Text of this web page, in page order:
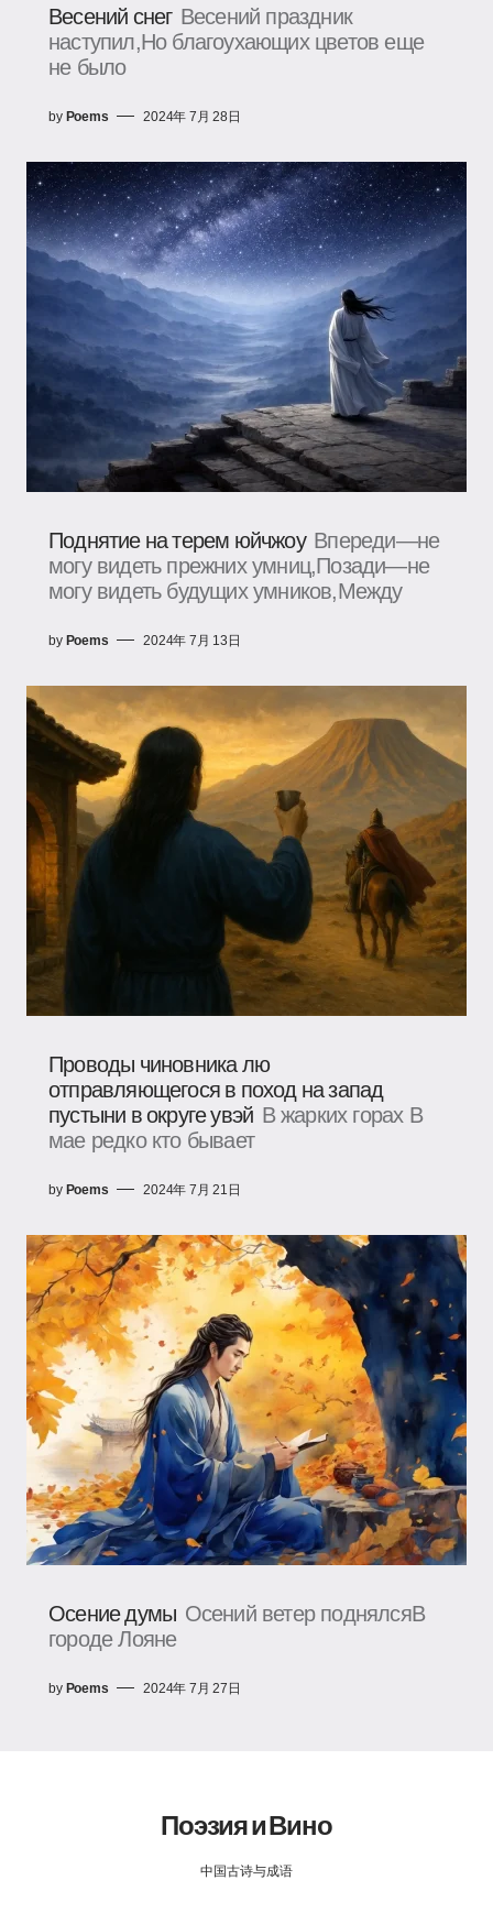
Весений снег Весений праздник
наступил,Но благоухающих цветов еще
не было
by Poems 2024年 7月 28日
Поднятие на терем юйчжоу Впереди—не
могу видеть прежних умниц,Позади—не
могу видеть будущих умников,Между
by Poems 2024年 7月 13日
Проводы чиновника лю
отправляющегося в поход на запад
пустыни в округе увэй В жарких горах В
мае редко кто бывает
by Poems 2024年 7月 21日
Осение думы Осений ветер поднялсяВ
городе Лояне
by Poems 2024年 7月 27日
Поэзия и Вино
中国古诗与成语